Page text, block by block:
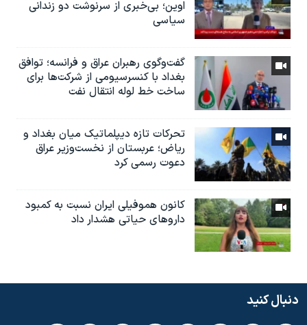
اوین؛ بی‌خبری از سرنوشت دو زندانی
سیاسی
گفت‌وگوی رهبران عراق و فرانسه؛ توافق
بغداد با کنسرسیومی از شرکت‌ها برای
ساخت خط لوله انتقال نفت
تحرکات تازه دیپلماتیک میان بغداد و
ریاض؛ عربستان از نخست‌وزیر عراق
دعوت رسمی کرد
کانون هموفیلی ایران نسبت به کمبود
داروهای حیاتی هشدار داد
دنبال کنید